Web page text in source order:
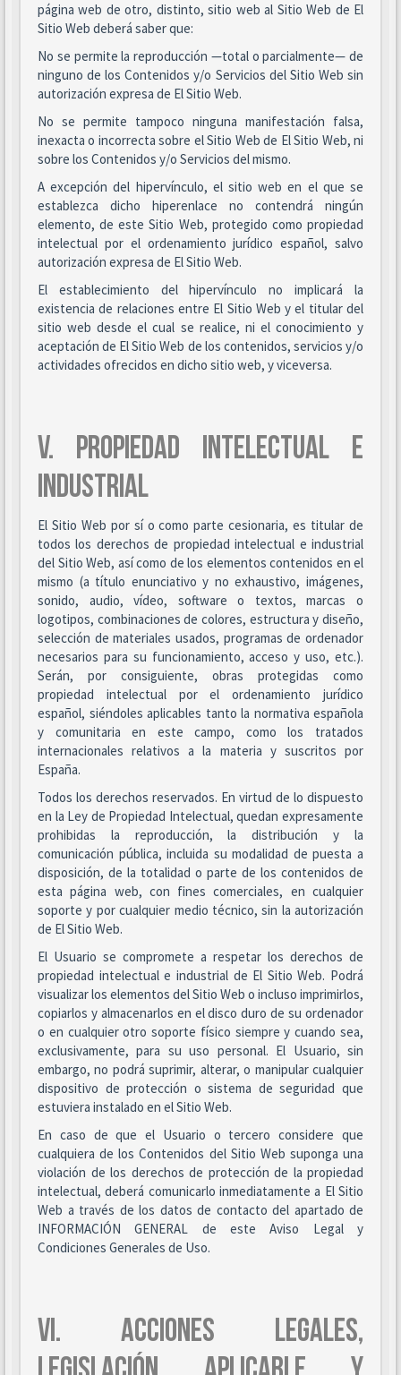
página web de otro, distinto, sitio web al Sitio Web de El
Sitio Web deberá saber que:
No se permite la reproducción —total o parcialmente— de
ninguno de los Contenidos y/o Servicios del Sitio Web sin
autorización expresa de El Sitio Web.
No se permite tampoco ninguna manifestación falsa,
inexacta o incorrecta sobre el Sitio Web de El Sitio Web, ni
sobre los Contenidos y/o Servicios del mismo.
A excepción del hipervínculo, el sitio web en el que se
establezca dicho hiperenlace no contendrá ningún
elemento, de este Sitio Web, protegido como propiedad
intelectual por el ordenamiento jurídico español, salvo
autorización expresa de El Sitio Web.
El establecimiento del hipervínculo no implicará la
existencia de relaciones entre El Sitio Web y el titular del
sitio web desde el cual se realice, ni el conocimiento y
aceptación de El Sitio Web de los contenidos, servicios y/o
actividades ofrecidos en dicho sitio web, y viceversa.
V. PROPIEDAD INTELECTUAL E
INDUSTRIAL
El Sitio Web por sí o como parte cesionaria, es titular de
todos los derechos de propiedad intelectual e industrial
del Sitio Web, así como de los elementos contenidos en el
mismo (a título enunciativo y no exhaustivo, imágenes,
sonido, audio, vídeo, software o textos, marcas o
logotipos, combinaciones de colores, estructura y diseño,
selección de materiales usados, programas de ordenador
necesarios para su funcionamiento, acceso y uso, etc.).
Serán, por consiguiente, obras protegidas como
propiedad intelectual por el ordenamiento jurídico
español, siéndoles aplicables tanto la normativa española
y comunitaria en este campo, como los tratados
internacionales relativos a la materia y suscritos por
España.
Todos los derechos reservados. En virtud de lo dispuesto
en la Ley de Propiedad Intelectual, quedan expresamente
prohibidas la reproducción, la distribución y la
comunicación pública, incluida su modalidad de puesta a
disposición, de la totalidad o parte de los contenidos de
esta página web, con fines comerciales, en cualquier
soporte y por cualquier medio técnico, sin la autorización
de El Sitio Web.
El Usuario se compromete a respetar los derechos de
propiedad intelectual e industrial de El Sitio Web. Podrá
visualizar los elementos del Sitio Web o incluso imprimirlos,
copiarlos y almacenarlos en el disco duro de su ordenador
o en cualquier otro soporte físico siempre y cuando sea,
exclusivamente, para su uso personal. El Usuario, sin
embargo, no podrá suprimir, alterar, o manipular cualquier
dispositivo de protección o sistema de seguridad que
estuviera instalado en el Sitio Web.
En caso de que el Usuario o tercero considere que
cualquiera de los Contenidos del Sitio Web suponga una
violación de los derechos de protección de la propiedad
intelectual, deberá comunicarlo inmediatamente a El Sitio
Web a través de los datos de contacto del apartado de
INFORMACIÓN GENERAL de este Aviso Legal y
Condiciones Generales de Uso.
VI. ACCIONES LEGALES,